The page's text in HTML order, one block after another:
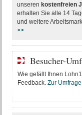
unseren kostenfreien
erhalten Sie alle 14
und weitere
>>
Besucher-
Wie gefällt Ihnen
Feedback. Zur